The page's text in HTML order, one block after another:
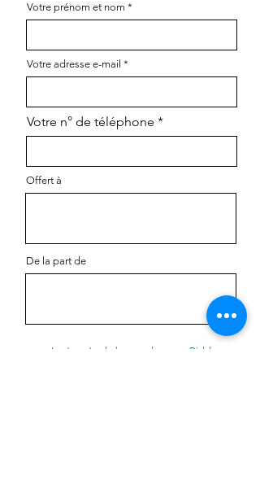
Votre prénom et nom
Votre adresse e-mail
Votre n° de téléphone
Offert à
De la part de
Je récupère le bon cadeau sur Riddes ou